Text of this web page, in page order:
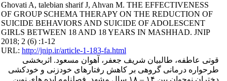
Ghovati A, talebian sharif J, Ahvan M. THE EFFECTIVENESS
OF GROUP SCHEMA THERAPY ON THE REDUCTION OF
SUICIDE BEHAVIORS AND SUICIDE OF ADOLESCENT
GIRLS BETWEEN 18 AND 18 YEARS IN MASHHAD. JNIP
2018; 2 (6) :1-12
URL:http://jnip.ir/article-1-183-fa.html
قوتی عاطفه، طالبیان شریف جعفر، آهوان مسعود. اثربخشی
طرحواره درمانی گروهی بر کاهش رفتارهای خودزنی و خودکشی
دختران نوجوان بین ۱۴ – ۱۸ سال مشهد. فصلنامه ایده های نوین